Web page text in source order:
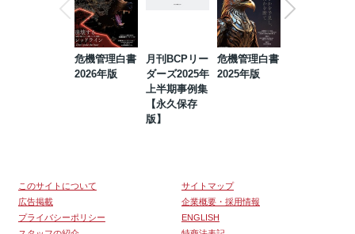
危機管理白書
2026年版
月刊BCPリー
ダーズ2025年
上半期事例集
【永久保存
版】
危機管理白書
2025年版
このサイトについて
サイトマップ
広告掲載
企業概要・採用情報
プライバシーポリシー
ENGLISH